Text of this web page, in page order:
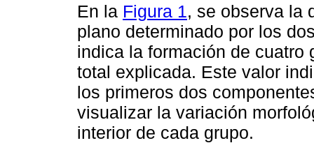
En la Figura 1, se observa la
plano determinado por los
indica la formación de cuatro
total explicada. Este valor
los primeros dos
visualizar la variación
interior de cada grupo.